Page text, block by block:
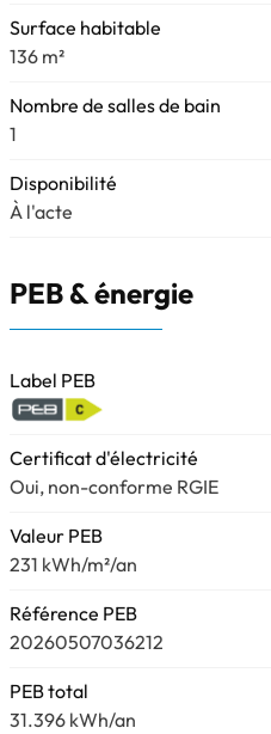
Surface habitable
136 m²
Nombre de salles de bain
1
Disponibilité
À l'acte
PEB & énergie
Label PEB
Certificat d'électricité
Oui, non-conforme RGIE
Valeur PEB
231 kWh/m²/an
Référence PEB
20260507036212
PEB total
31.396 kWh/an